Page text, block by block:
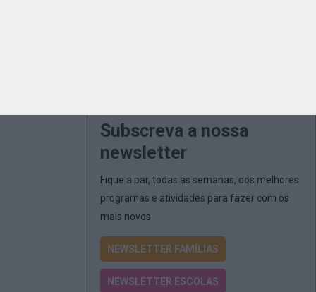
Subscreva a nossa
newsletter
Fique a par, todas as semanas, dos melhores
programas e atividades para fazer com os
mais novos
NEWSLETTER FAMÍLIAS
NEWSLETTER ESCOLAS